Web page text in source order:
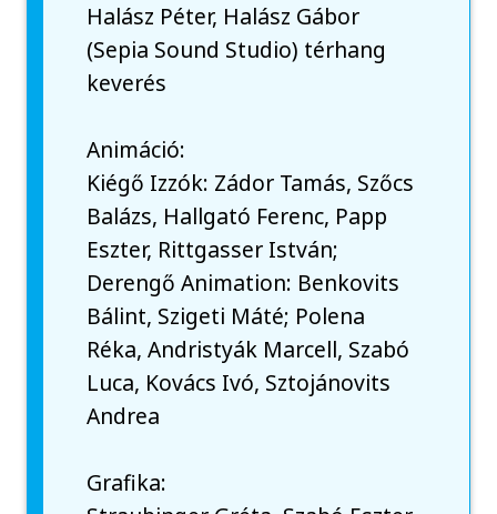
Halász Péter, Halász Gábor
(Sepia Sound Studio) térhang
keverés
Animáció:
Kiégő Izzók: Zádor Tamás, Szőcs
Balázs, Hallgató Ferenc, Papp
Eszter, Rittgasser István;
Derengő Animation: Benkovits
Bálint, Szigeti Máté; Polena
Réka, Andristyák Marcell, Szabó
Luca, Kovács Ivó, Sztojánovits
Andrea
Grafika: